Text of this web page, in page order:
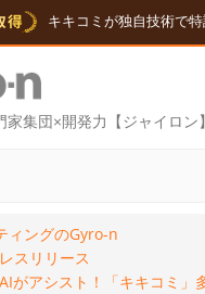
キキコミが独自技術で
集団×開発力【ジャイロン】
ィングのGyro-n
スリリース
がアシスト！「キキコミ」